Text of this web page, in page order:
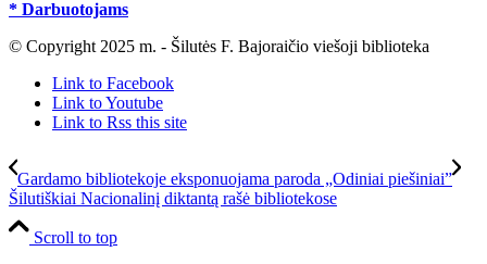
* Darbuotojams
© Copyright 2025 m. - Šilutės F. Bajoraičio viešoji biblioteka
Link to Facebook
Link to Youtube
Link to Rss this site
Gardamo bibliotekoje eksponuojama paroda „Odiniai piešiniai”
Šilutiškiai Nacionalinį diktantą rašė bibliotekose
Scroll to top